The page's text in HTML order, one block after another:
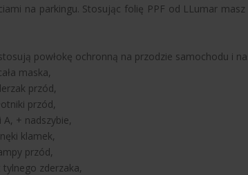
na parkingu. Stosując folię PPF od LLumar
powłokę ochronną na przodzie samochodu i
maska,
przód,
przód,
A, + nadszybie,
klamek,
przód,
tylnego zderzaka,